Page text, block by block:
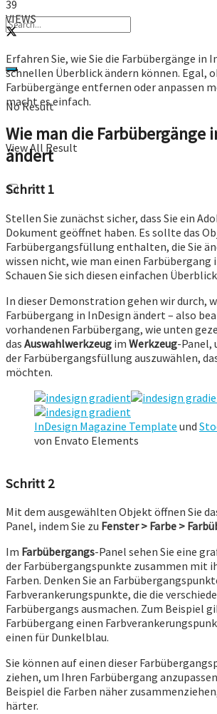
No Result
View All Result
39
VIEWS
Erfahren Sie, wie Sie die Farbübergänge in
schnellen Überblick ändern können. Egal,
Farbübergänge entfernen oder anpassen
macht es einfach.
Wie man die Farbübergänge
ändert
Schritt 1
Stellen Sie zunächst sicher, dass Sie ein
Dokument geöffnet haben. Es sollte das
Farbübergangsfüllung enthalten, die Sie
wissen nicht, wie man einen
Schauen Sie sich diesen einfachen
In dieser Demonstration gehen wir durch,
Farbübergang in InDesign ändert – also
vorhandenen Farbübergang, wie unten
das Auswahlwerkzeug im Werkzeug-Panel,
der Farbübergangsfüllung auszuwählen,
möchten.
InDesign Magazine Template und
von Envato Elements
Schritt 2
Mit dem ausgewählten Objekt öffnen Sie
Panel, indem Sie zu Fenster > Farbe >
Im Farbübergangs-Panel sehen Sie eine
der Farbübergangspunkte zusammen mit
Farben. Denken Sie an
Farbverankerungspunkte, die die
Farbübergangs ausmachen. Zum Beispiel
Farbübergang einen
einen für Dunkelblau.
Sie können auf einen dieser
ziehen, um Ihren Farbübergang
Beispiel die Farben näher
härter.